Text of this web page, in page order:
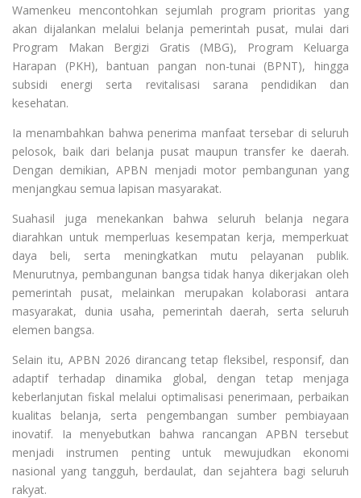
Wamenkeu mencontohkan sejumlah program prioritas yang
akan dijalankan melalui belanja pemerintah pusat, mulai dari
Program Makan Bergizi Gratis (MBG), Program Keluarga
Harapan (PKH), bantuan pangan non-tunai (BPNT), hingga
subsidi energi serta revitalisasi sarana pendidikan dan
kesehatan.
Ia menambahkan bahwa penerima manfaat tersebar di seluruh
pelosok, baik dari belanja pusat maupun transfer ke daerah.
Dengan demikian, APBN menjadi motor pembangunan yang
menjangkau semua lapisan masyarakat.
Suahasil juga menekankan bahwa seluruh belanja negara
diarahkan untuk memperluas kesempatan kerja, memperkuat
daya beli, serta meningkatkan mutu pelayanan publik.
Menurutnya, pembangunan bangsa tidak hanya dikerjakan oleh
pemerintah pusat, melainkan merupakan kolaborasi antara
masyarakat, dunia usaha, pemerintah daerah, serta seluruh
elemen bangsa.
Selain itu, APBN 2026 dirancang tetap fleksibel, responsif, dan
adaptif terhadap dinamika global, dengan tetap menjaga
keberlanjutan fiskal melalui optimalisasi penerimaan, perbaikan
kualitas belanja, serta pengembangan sumber pembiayaan
inovatif. Ia menyebutkan bahwa rancangan APBN tersebut
menjadi instrumen penting untuk mewujudkan ekonomi
nasional yang tangguh, berdaulat, dan sejahtera bagi seluruh
rakyat.